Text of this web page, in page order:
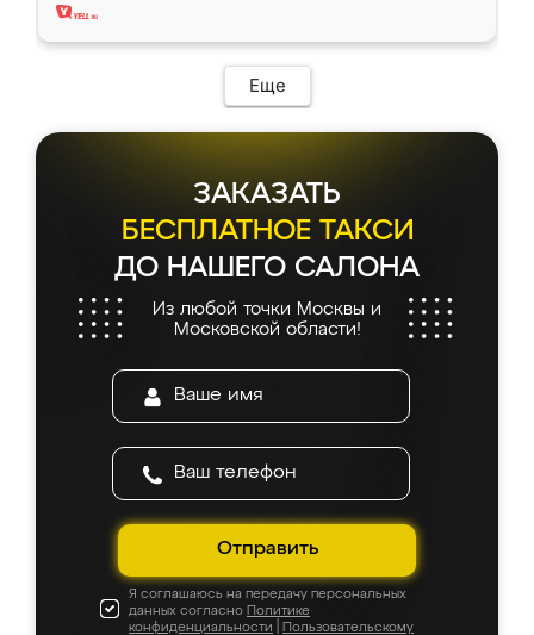
Еще
ЗАКАЗАТЬ
БЕСПЛАТНОЕ ТАКСИ
ДО НАШЕГО САЛОНА
Из любой точки Москвы и
Московской области!
Отправить
Я соглашаюсь на передачу персональных
данных согласно Политике
конфиденциальности
Пользовательскому